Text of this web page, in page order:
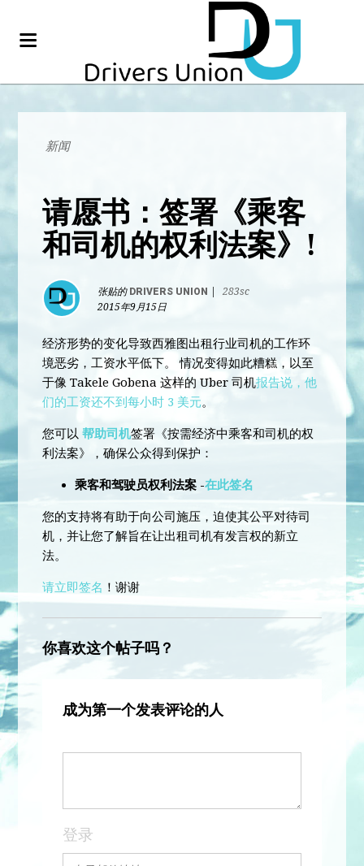
新闻
请愿书：签署《乘客
和司机的权利法案》!
张贴的 DRIVERS UNION
283sc
2015年9月15日
经济形势的变化导致西雅图出租行业司机的工作环
境恶劣，工资水平低下。 情况变得如此糟糕，以至
于像 Takele Gobena 这样的 Uber 司机报告说，他
们的工资还不到每小时 3 美元。
您可以帮助司机签署《按需经济中乘客和司机的权
利法案》，确保公众得到保护：
乘客和驾驶员权利法案 -在此签名
您的支持将有助于向公司施压，迫使其公平对待司
机，并让您了解旨在让出租司机有发言权的新立
法。
请立即签名 ！谢谢
你喜欢这个帖子吗？
成为第一个发表评论的人
登录